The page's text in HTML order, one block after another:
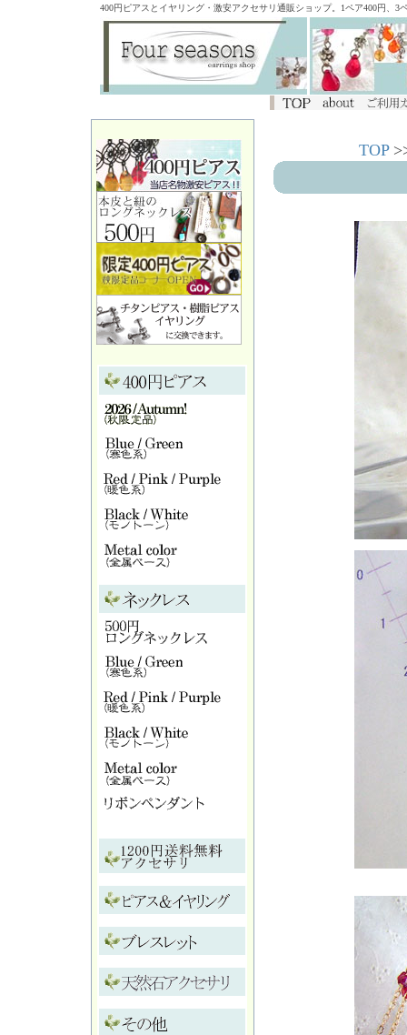
400円ピアスとイヤリング・激安アクセサリ通販ショップ。1ペア400円、
TOP